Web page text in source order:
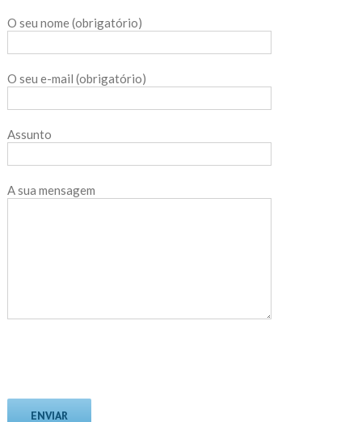
O seu nome (obrigatório)
O seu e-mail (obrigatório)
Assunto
A sua mensagem